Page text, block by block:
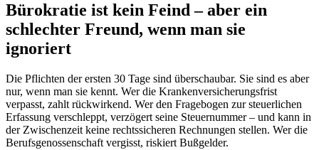
Bürokratie ist kein Feind – aber ein
schlechter Freund, wenn man sie
ignoriert
Die Pflichten der ersten 30 Tage sind überschaubar. Sie sind es aber
nur, wenn man sie kennt. Wer die Krankenversicherungsfrist
verpasst, zahlt rückwirkend. Wer den Fragebogen zur steuerlichen
Erfassung verschleppt, verzögert seine Steuernummer – und kann in
der Zwischenzeit keine rechtssicheren Rechnungen stellen. Wer die
Berufsgenossenschaft vergisst, riskiert Bußgelder.